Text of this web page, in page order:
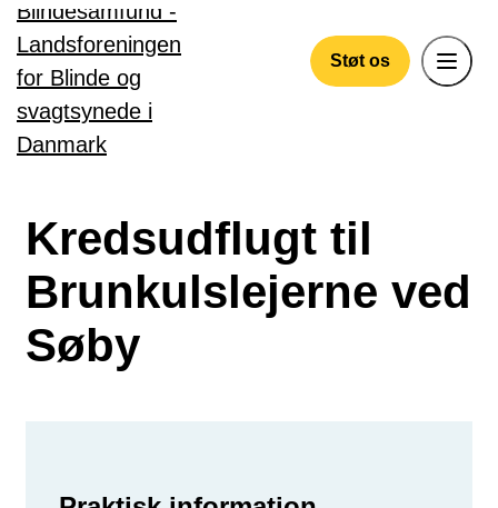
Gå til hovedindhold
Støt os
Kredsudflugt til
Brunkulslejerne ved
Søby